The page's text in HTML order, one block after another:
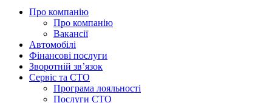
Про компанію
Про компанію
Вакансії
Автомобілі
Фінансові послуги
Зворотній зв’язок
Cервіс та СТО
Програма лояльності
Послуги СТО